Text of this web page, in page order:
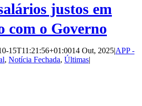
justos em
com o Governo
15T11:21:56+01:0014 Out, 2025|APP -
, Notícia Fechada, Últimas|